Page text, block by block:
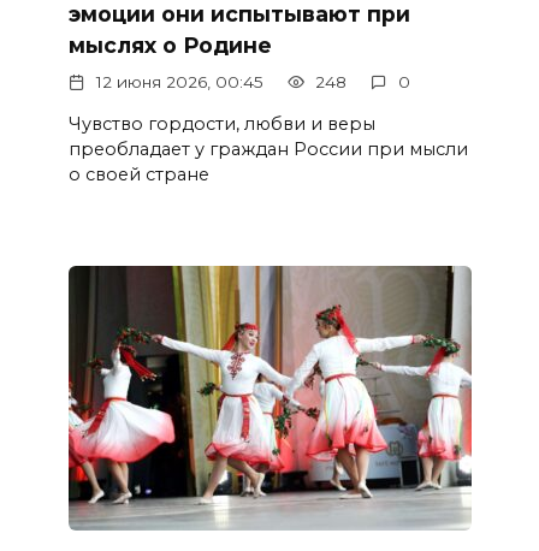
эмоции они испытывают при
мыслях о Родине
12 июня 2026, 00:45 248 0
Чувство гордости, любви и веры
преобладает у граждан России при мысли
о своей стране